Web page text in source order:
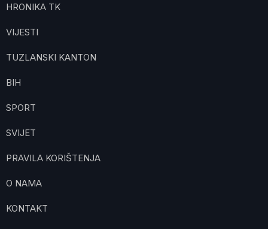
HRONIKA TK
VIJESTI
TUZLANSKI KANTON
BIH
SPORT
SVIJET
PRAVILA KORIŠTENJA
O NAMA
KONTAKT